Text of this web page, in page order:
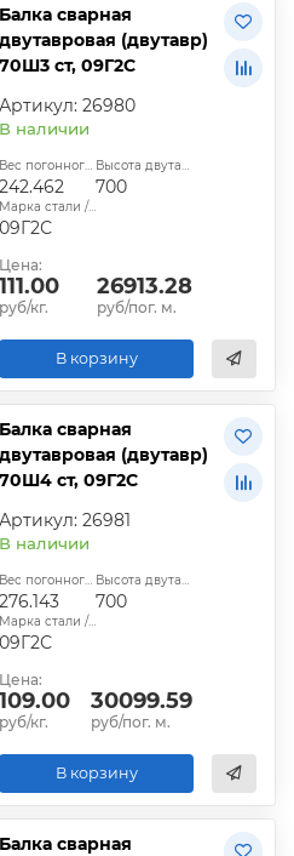
Балка сварная
двутавровая (двутавр)
70Ш3 ст, 09Г2С
Артикул: 26980
В наличии
Вес погонного метра, кг:
242.462
Высота двутавра:
700
Марка стали / сплава:
09Г2С
Цена:
111.00
руб/кг.
26913.28
руб/пог. м.
В корзину
Балка сварная
двутавровая (двутавр)
70Ш4 ст, 09Г2С
Артикул: 26981
В наличии
Вес погонного метра, кг:
276.143
Высота двутавра:
700
Марка стали / сплава:
09Г2С
Цена:
109.00
руб/кг.
30099.59
руб/пог. м.
В корзину
Балка сварная